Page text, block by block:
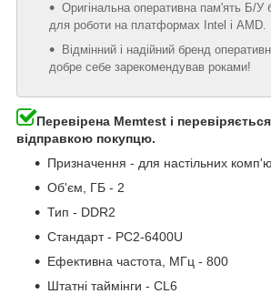
Оригінальна оперативна пам'ять Б/У
для роботи на платформах Intel і AMD.
Відмінний і надійний бренд
добре себе зарекомендував роками!
Перевірена Memtest і
відправкою покупцю.
Призначення - для настільних
Об'єм, ГБ - 2
Тип - DDR2
Стандарт - PC2-6400U
Ефективна частота, МГц - 800
Штатні таймінги - CL6